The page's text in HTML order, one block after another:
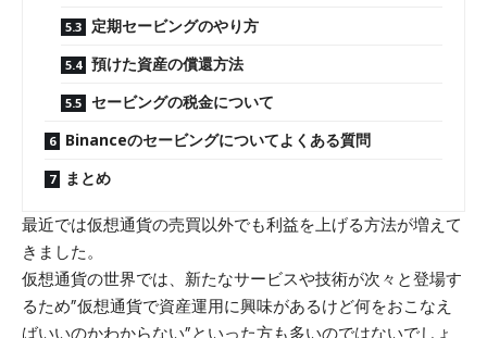
定期セービングのやり方
預けた資産の償還方法
セービングの税金について
Binanceのセービングについてよくある質問
まとめ
最近では仮想通貨の売買以外でも利益を上げる方法が増えて
きました。
仮想通貨の世界では、新たなサービスや技術が次々と登場す
るため”仮想通貨で資産運用に興味があるけど何をおこなえ
ばいいのかわからない”といった方も多いのではないでしょ